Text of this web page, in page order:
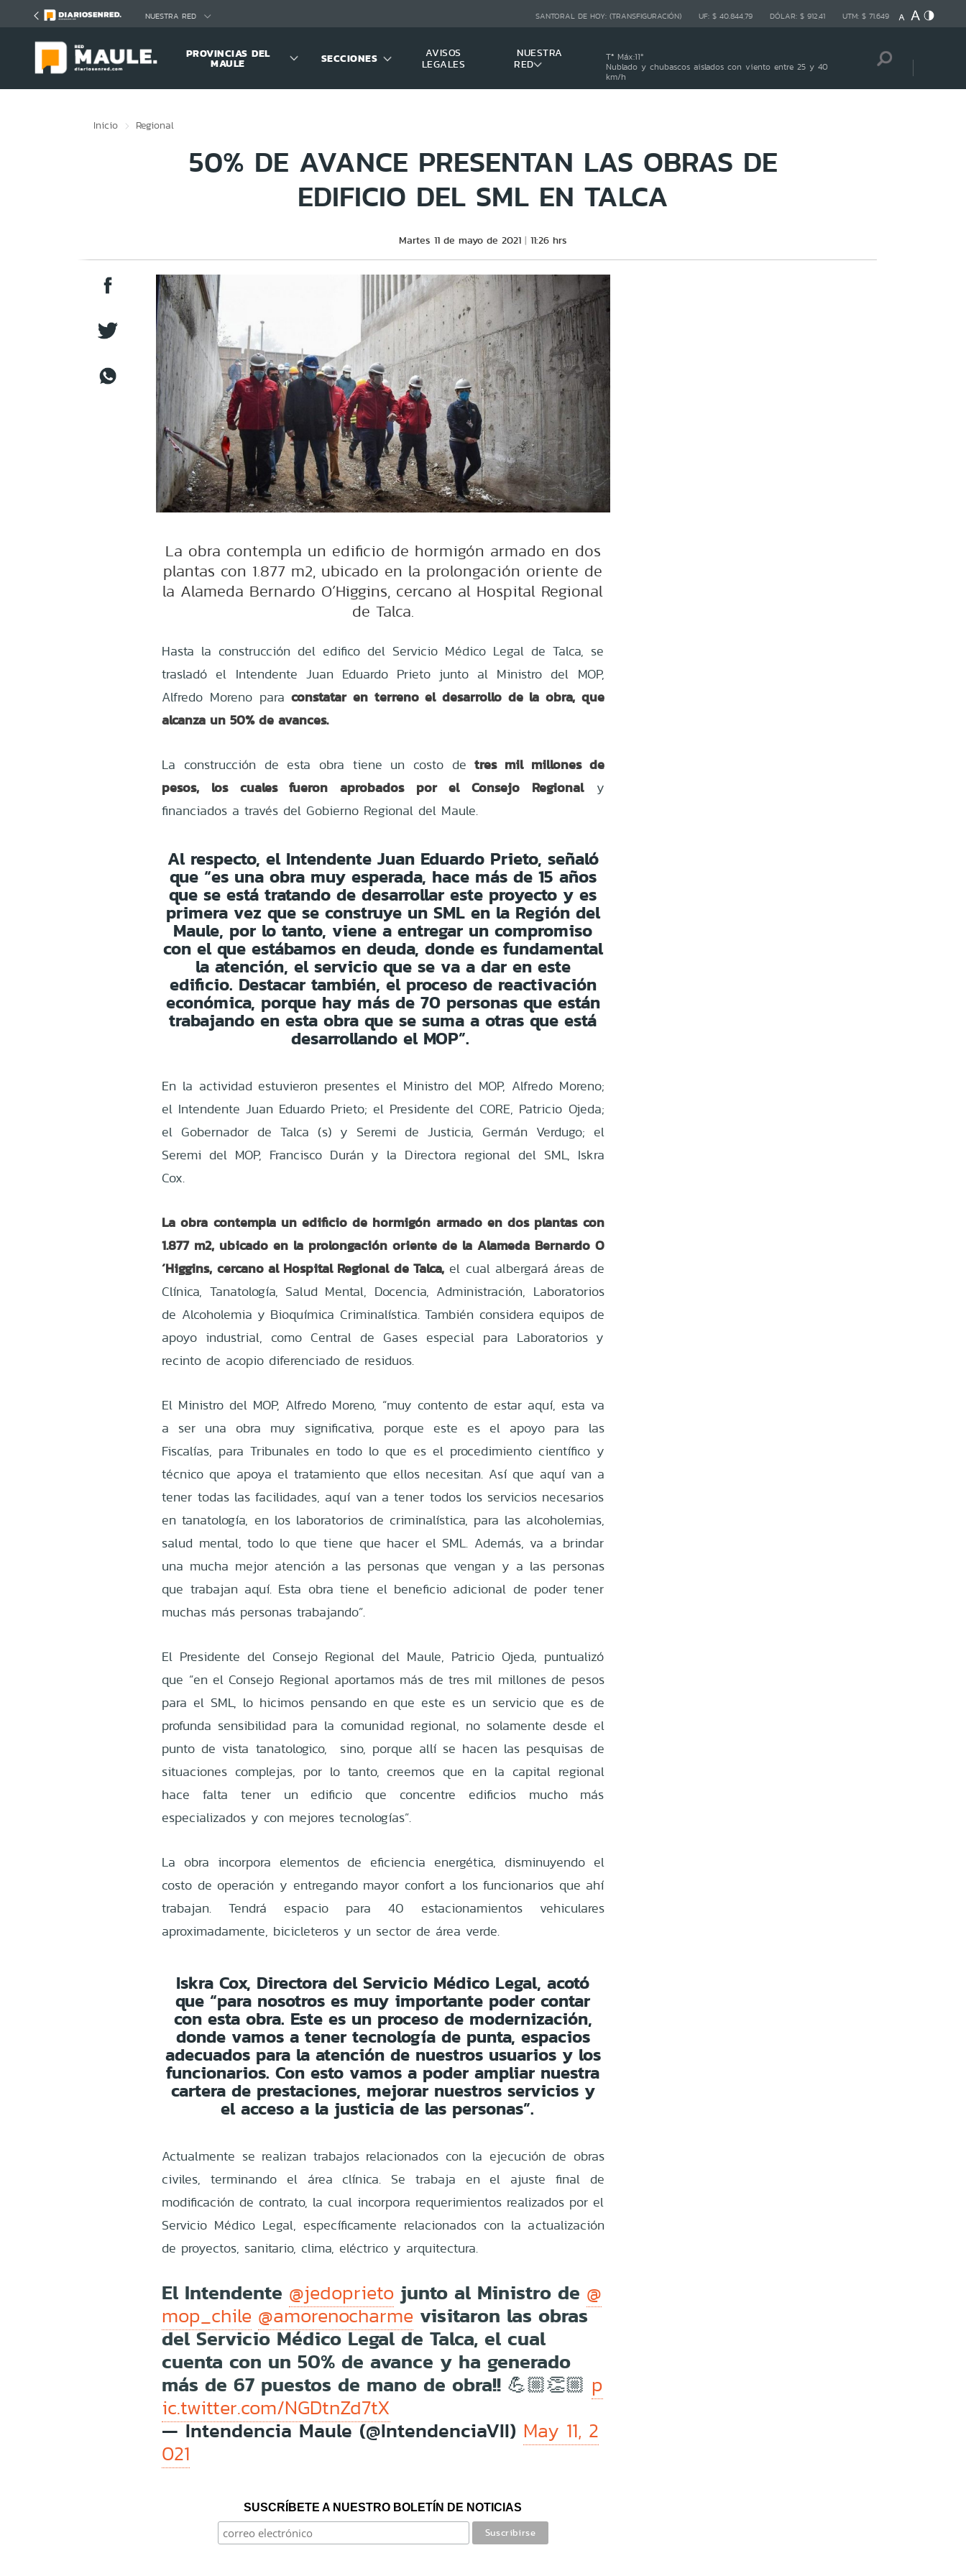
NUESTRA RED SANTORAL DE HOY: (TRANSFIGURACIÓN) UF: $ 40.844,79 DÓLAR: $ 912,41 UTM: $ 71.649
PROVINCIAS DEL
MAULE SECCIONES
AVISOS
LEGALES
NUESTRA
RED
Tª Máx:11º
Nublado y chubascos aislados con viento entre 25 y 40
km/h
Inicio Regional
50% DE AVANCE PRESENTAN LAS OBRAS DE
EDIFICIO DEL SML EN TALCA
Martes 11 de mayo de 2021 11:26 hrs
La obra contempla un edificio de hormigón armado en dos
plantas con 1.877 m2, ubicado en la prolongación oriente de
la Alameda Bernardo O´Higgins, cercano al Hospital Regional
de Talca.
Hasta la construcción del edifico del Servicio Médico Legal de Talca, se
trasladó el Intendente Juan Eduardo Prieto junto al Ministro del MOP,
Alfredo Moreno paraconstatar en terreno el desarrollo de la obra, que
alcanza un 50% de avances.
La construcción de esta obra tiene un costo detres mil millones de
pesos, los cuales fueron aprobados por el Consejo Regionaly
financiados a través del Gobierno Regional del Maule.
Al respecto, el Intendente Juan Eduardo Prieto, señaló
que “es una obra muy esperada, hace más de 15 años
que se está tratando de desarrollar este proyecto y es
primera vez que se construye un SML en la Región del
Maule, por lo tanto, viene a entregar un compromiso
con el que estábamos en deuda, donde es fundamental
la atención, el servicio que se va a dar en este
edificio. Destacar también, el proceso de reactivación
económica, porque hay más de 70 personas que están
trabajando en esta obra que se suma a otras que está
desarrollando el MOP”.
En la actividad estuvieron presentes el Ministro del MOP, Alfredo Moreno;
el Intendente Juan Eduardo Prieto; el Presidente del CORE, Patricio Ojeda;
el Gobernador de Talca (s) y Seremi de Justicia, Germán Verdugo; el
Seremi del MOP, Francisco Durán y la Directora regional del SML, Iskra
Cox.
La obra contempla un edificio de hormigón armado en dos plantas con
1.877 m2, ubicado en la prolongación oriente de la Alameda Bernardo O
´Higgins, cercano al Hospital Regional de Talca, el cual albergará áreas de
Clínica, Tanatología, Salud Mental, Docencia, Administración, Laboratorios
de Alcoholemia y Bioquímica Criminalística. También considera equipos de
apoyo industrial, como Central de Gases especial para Laboratorios y
recinto de acopio diferenciado de residuos.
El Ministro del MOP, Alfredo Moreno, “muy contento de estar aquí, esta va
a ser una obra muy significativa, porque este es el apoyo para las
Fiscalías, para Tribunales en todo lo que es el procedimiento científico y
técnico que apoya el tratamiento que ellos necesitan. Así que aquí van a
tener todas las facilidades, aquí van a tener todos los servicios necesarios
en tanatología, en los laboratorios de criminalística, para las alcoholemias,
salud mental, todo lo que tiene que hacer el SML. Además, va a brindar
una mucha mejor atención a las personas que vengan y a las personas
que trabajan aquí. Esta obra tiene el beneficio adicional de poder tener
muchas más personas trabajando”.
El Presidente del Consejo Regional del Maule, Patricio Ojeda, puntualizó
que “en el Consejo Regional aportamos más de tres mil millones de pesos
para el SML, lo hicimos pensando en que este es un servicio que es de
profunda sensibilidad para la comunidad regional, no solamente desde el
punto de vista tanatologico,
sino, porque allí se hacen las pesquisas de
situaciones complejas, por lo tanto, creemos que en la capital regional
hace falta tener un edificio que concentre edificios mucho más
especializados y con mejores tecnologías”.
La obra incorpora elementos de eficiencia energética, disminuyendo el
costo de operación y entregando mayor confort a los funcionarios que ahí
trabajan. Tendrá espacio para 40 estacionamientos vehiculares
aproximadamente, bicicleteros y un sector de área verde.
Iskra Cox, Directora del Servicio Médico Legal, acotó
que “para nosotros es muy importante poder contar
con esta obra. Este es un proceso de modernización,
donde vamos a tener tecnología de punta, espacios
adecuados para la atención de nuestros usuarios y los
funcionarios. Con esto vamos a poder ampliar nuestra
cartera de prestaciones, mejorar nuestros servicios y
el acceso a la justicia de las personas”.
Actualmente se realizan trabajos relacionados con la ejecución de obras
civiles, terminando el área clínica. Se trabaja en el ajuste final de
modificación de contrato, la cual incorpora requerimientos realizados por el
Servicio Médico Legal, específicamente relacionados con la actualización
de proyectos, sanitario, clima, eléctrico y arquitectura.
El Intendente @jedoprieto junto al Ministro de @
mop_chile @amorenocharme visitaron las obras
del Servicio Médico Legal de Talca, el cual
cuenta con un 50% de avance y ha generado
más de 67 puestos de mano de obra!! 💪🏼👏🏼 p
ic.twitter.com/NGDtnZd7tX
— Intendencia Maule (@IntendenciaVII) May 11, 2
021
SUSCRÍBETE A NUESTRO BOLETÍN DE NOTICIAS